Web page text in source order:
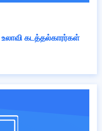
உலாவி கடத்தல்காரர்கள்